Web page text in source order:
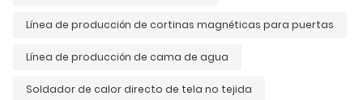
Línea de producción de cortinas magnéticas para puertas
Línea de producción de cama de agua
Soldador de calor directo de tela no tejida